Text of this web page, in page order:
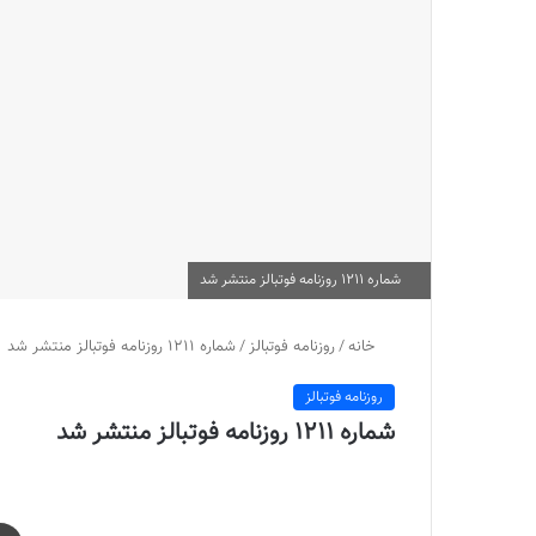
شماره 1211 روزنامه فوتبالز منتشر شد
خانه/روزنامه فوتبالز/شماره 1211 روزنامه فوتبالز منتشر شد
روزنامه فوتبالز
شماره 1211 روزنامه فوتبالز منتشر شد